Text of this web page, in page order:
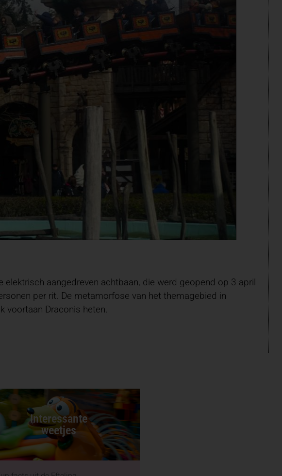
aangedreven achtbaan, die werd geopend op 3 april
per rit. De metamorfose van het themagebied in
voortaan Draconis heten.
Interessante
weetjes